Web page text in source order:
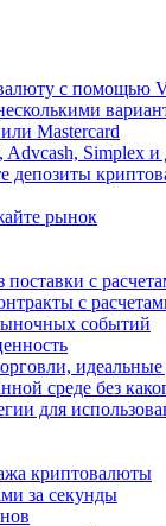
с помощью
Mastercard
Advcash, Simplex и
депозиты
рынок
поставки с
с
событий
идеальные
среде без
для
криптовалюты
за секунды